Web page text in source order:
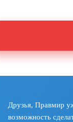
Друзья, Правмир
возможность